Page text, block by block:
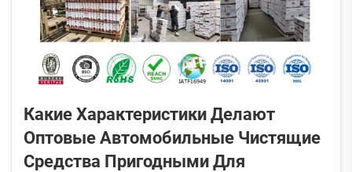
Какие Характеристики Делают
Оптовые Автомобильные Чистящие
Средства Пригодными Для